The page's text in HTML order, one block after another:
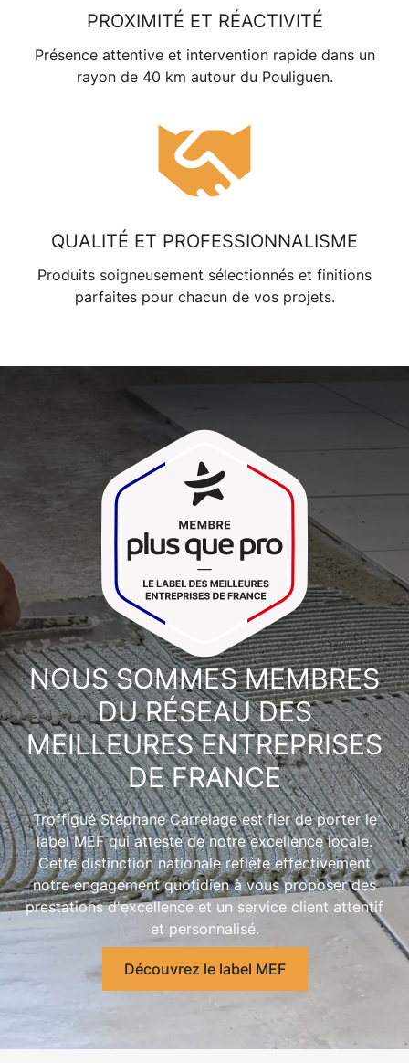
PROXIMITÉ ET RÉACTIVITÉ
Présence attentive et intervention rapide dans un
rayon de 40 km autour du Pouliguen.
QUALITÉ ET PROFESSIONNALISME
Produits soigneusement sélectionnés et finitions
parfaites pour chacun de vos projets.
NOUS SOMMES MEMBRES
DU RÉSEAU DES
MEILLEURES ENTREPRISES
DE FRANCE
Troffigué Stéphane Carrelage est fier de porter le
label MEFqui atteste de notre excellence locale.
Cette distinction nationale reflète effectivement
notre engagement quotidien à vous proposer des
prestations d'excellence et un service client attentif
et personnalisé.
Découvrez le label MEF